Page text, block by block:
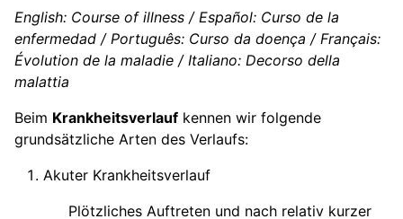
English: Course of illness / Español: Curso de la
enfermedad / Português: Curso da doença / Français:
Évolution de la maladie / Italiano: Decorso della
malattia
Beim Krankheitsverlauf kennen wir folgende
grundsätzliche Arten des Verlaufs:
Akuter Krankheitsverlauf
Plötzliches Auftreten und nach relativ kurzer